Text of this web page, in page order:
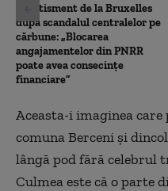
Avertisment de la Bruxelles
după scandalul centralelor pe
cărbune: „Blocarea
angajamentelor din PNRR
poate avea consecințe
financiare”
Aceasta-i imaginea
comuna Berceni și
lângă pod fără celebrul
Culmea este că o parte